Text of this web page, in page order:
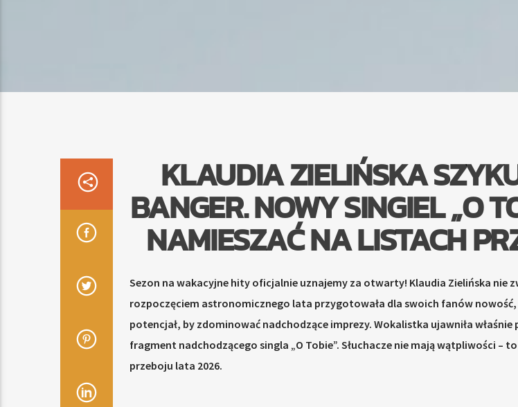
KLAUDIA ZIELIŃSKA
BANGER. NOWY SINGIEL „O
NAMIESZAĆ NA LISTACH
Sezon na wakacyjne hity oficjalnie uznajemy za otwarty! Klaudia Zielińska nie
rozpoczęciem astronomicznego lata przygotowała dla swoich fanów
potencjał, by zdominować nadchodzące imprezy. Wokalistka ujawniła właśnie
fragment nadchodzącego singla „O Tobie”. Słuchacze nie mają wątpliwości –
przeboju lata 2026.